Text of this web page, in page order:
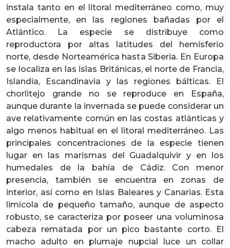
instala tanto en el litoral mediterráneo como, muy
especialmente, en las regiones bañadas por el
Atlántico. La especie se distribuye como
reproductora por altas latitudes del hemisferio
norte, desde Norteamérica hasta Siberia. En Europa
se localiza en las islas Británicas, el norte de Francia,
Islandia, Escandinavia y las regiones bálticas. El
chorlitejo grande no se reproduce en España,
aunque durante la invernada se puede considerar un
ave relativamente común en las costas atlánticas y
algo menos habitual en el litoral mediterráneo. Las
principales concentraciones de la especie tienen
lugar en las marismas del Guadalquivir y en los
humedales de la bahía de Cádiz. Con menor
presencia, también se encuentra en zonas de
interior, así como en Islas Baleares y Canarias. Esta
limícola de pequeño tamaño, aunque de aspecto
robusto, se caracteriza por poseer una voluminosa
cabeza rematada por un pico bastante corto. El
macho adulto en plumaje nupcial luce un collar